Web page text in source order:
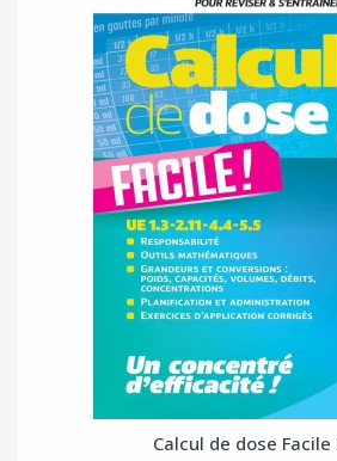
Calcul de dose Facile